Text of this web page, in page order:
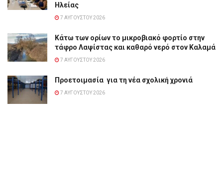
Ηλείας
7 ΑΥΓΟΎΣΤΟΥ 2026
Κάτω των ορίων το μικροβιακό φορτίο στην
τάφρο Λαψίστας και καθαρό νερό στον Καλαμά
7 ΑΥΓΟΎΣΤΟΥ 2026
Προετοιμασία για τη νέα σχολική χρονιά
7 ΑΥΓΟΎΣΤΟΥ 2026